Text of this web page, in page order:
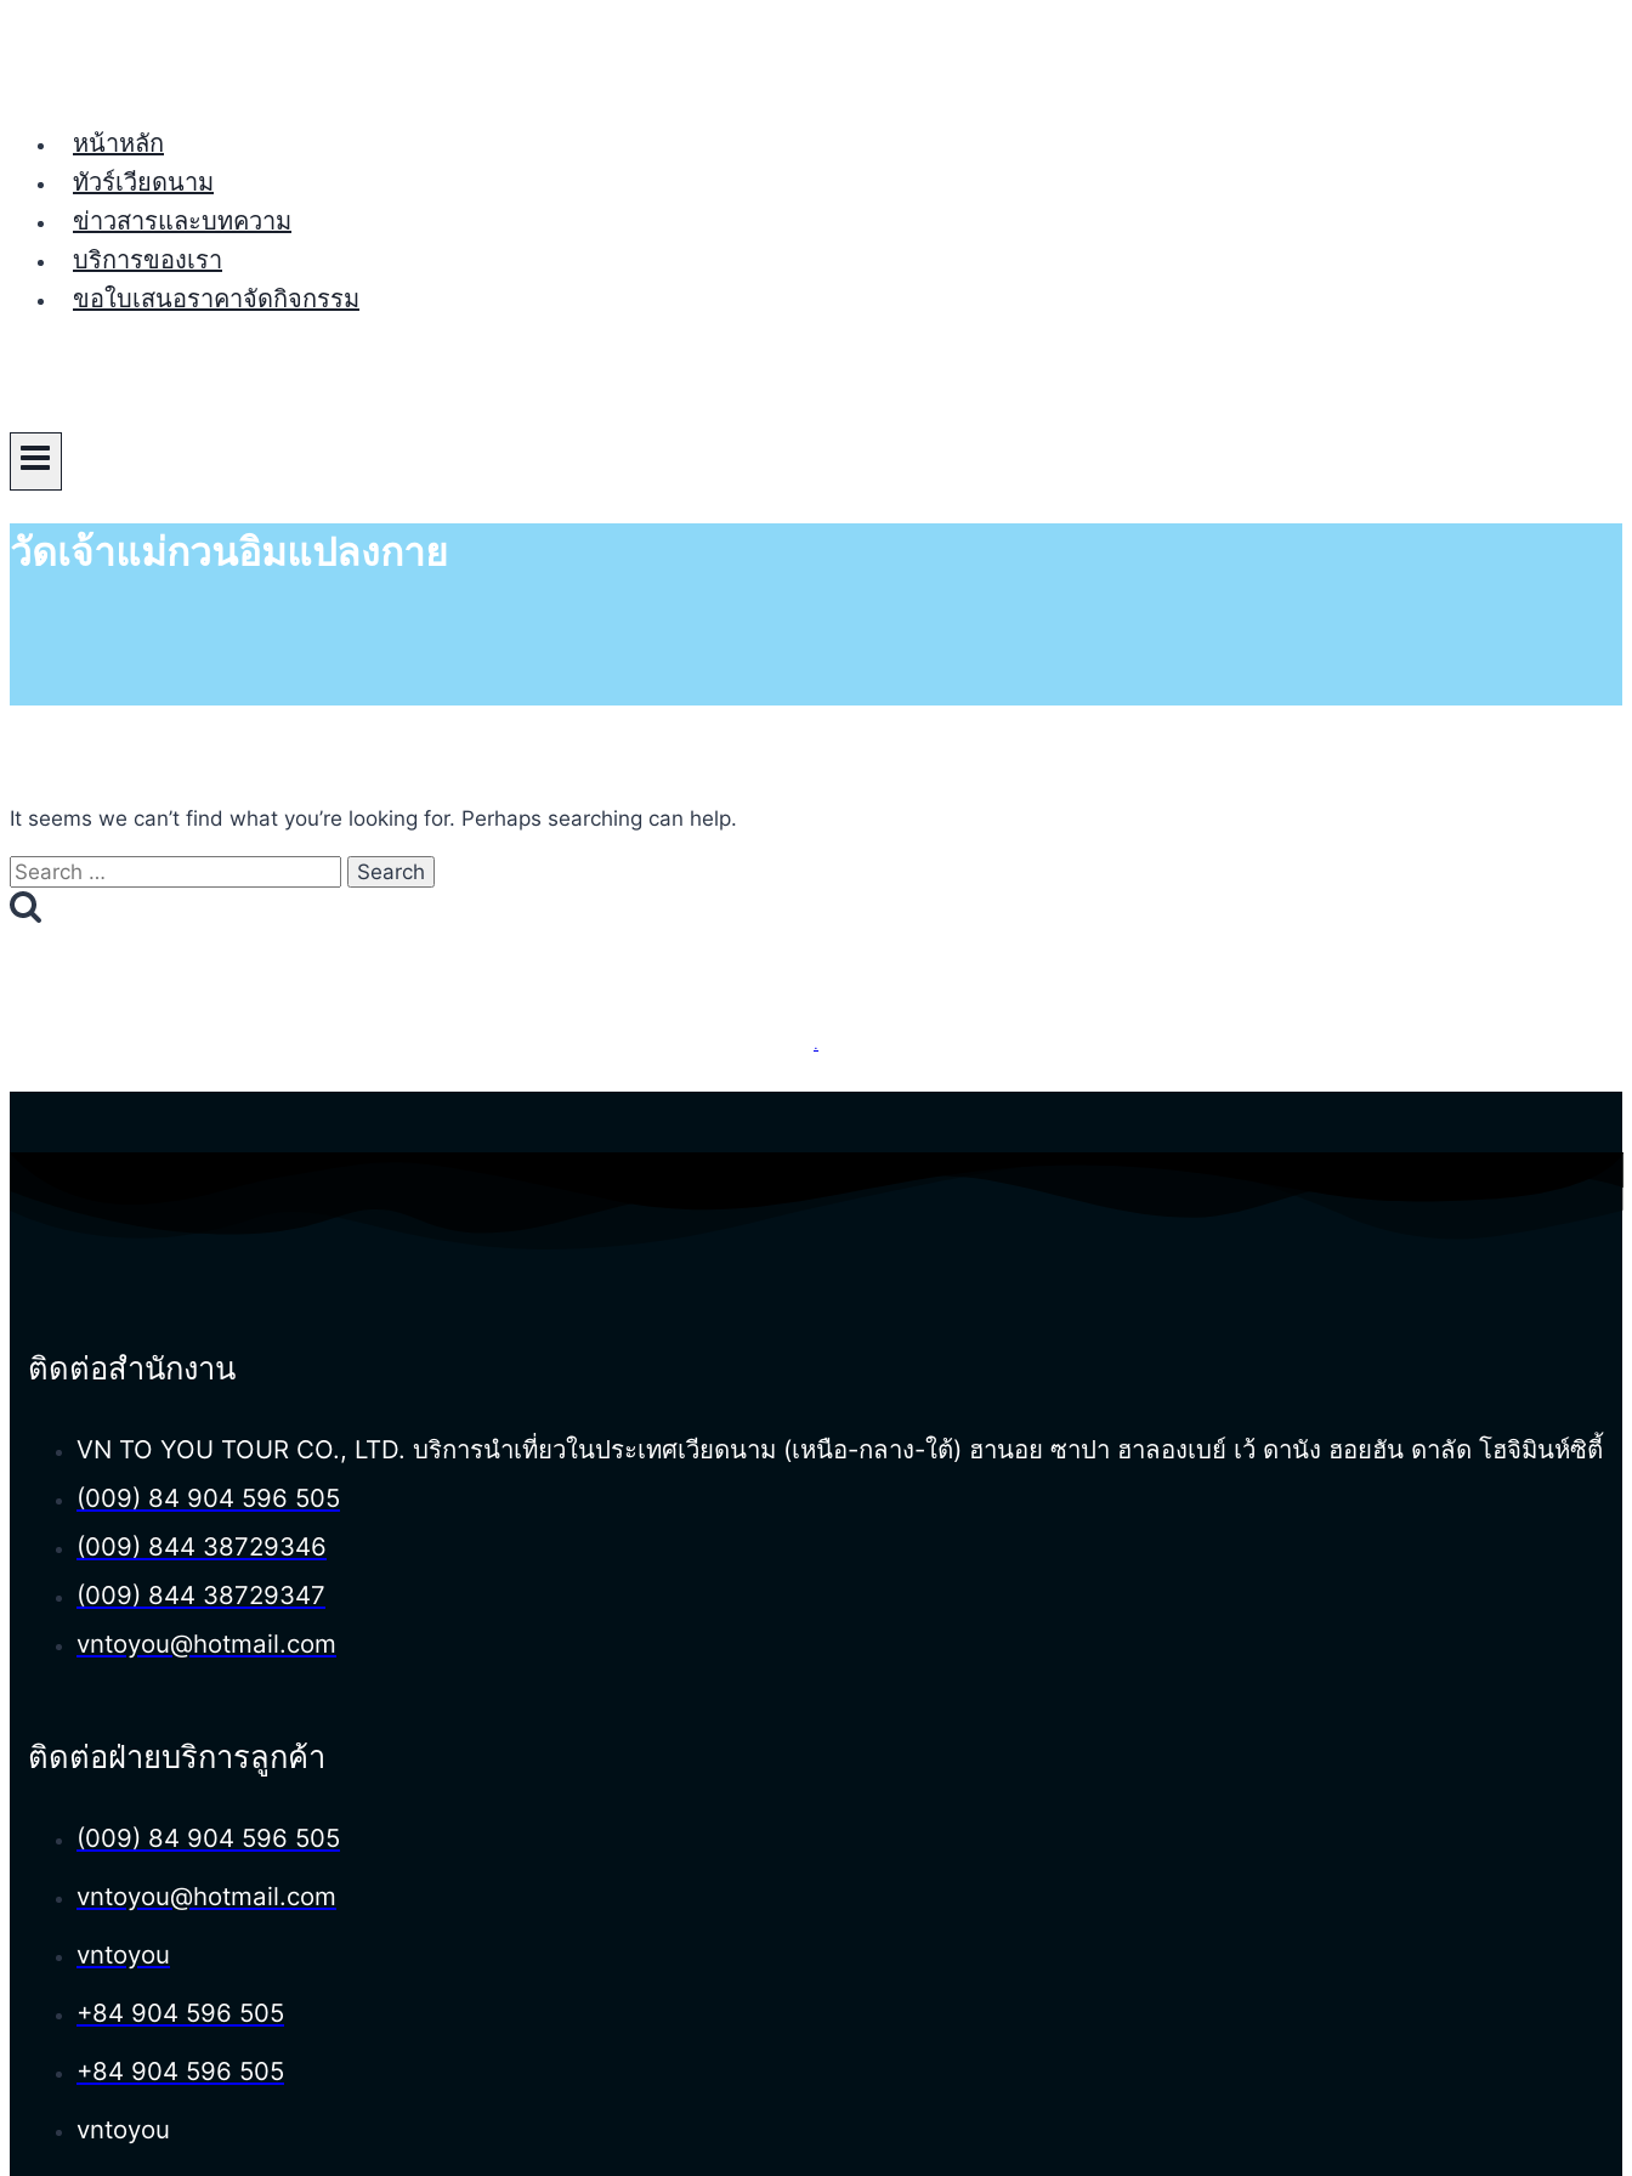
หน้าหลัก
ทัวร์เวียดนาม
ข่าวสารและบทความ
บริการของเรา
ขอใบเสนอราคาจัดกิจกรรม
วัดเจ้าแม่กวนอิมแปลงกาย
It seems we can’t find what you’re looking for. Perhaps searching can help.
Search
for:
.
ติดต่อสำนักงาน
VN TO YOU TOUR CO., LTD. บริการนำเที่ยวในประเทศเวียดนาม (เหนือ-กลาง-ใต้) ฮานอย ซาปา ฮาลองเบย์ เว้ ดานัง ฮอยฮัน ดาลัด โฮจิมินห์ซิตี้
(009) 84 904 596 505
(009) 844 38729346
(009) 844 38729347
vntoyou@hotmail.com
ติดต่อฝ่ายบริการลูกค้า
(009) 84 904 596 505
vntoyou@hotmail.com
vntoyou
+84 904 596 505
+84 904 596 505
vntoyou